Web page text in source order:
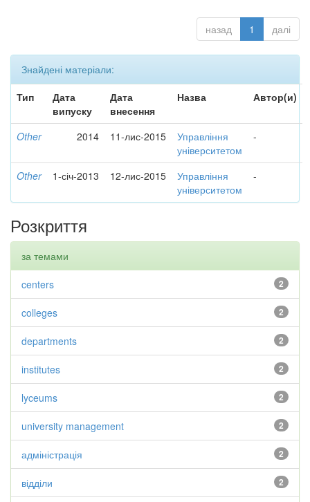
назад 1 далі
Знайдені матеріали:
Тип
Дата
випуску
Дата
внесення
Назва Автор(и)
Other 2014 11-лис-2015
Управління
університетом
-
Other 1-січ-2013 12-лис-2015
Управління
університетом
-
Розкриття
за темами
2
centers
2
colleges
2
departments
2
institutes
2
lyceums
2
university management
2
адміністрація
2
відділи